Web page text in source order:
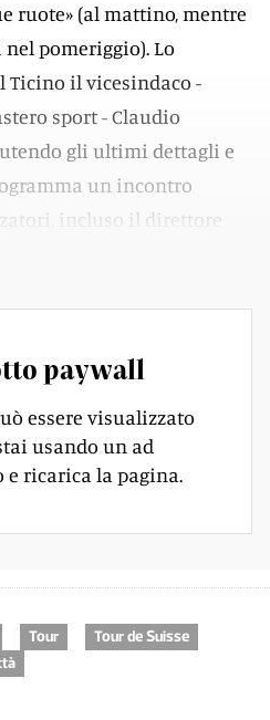
ruote» (al mattino, mentre
pomeriggio). Lo
Ticino il vicesindaco -
sport - Claudio
gli ultimi dettagli e
un incontro
incluso il direttore
paywall
essere visualizzato
usando un ad
e ricarica la pagina.
Tour
Tour de Suisse